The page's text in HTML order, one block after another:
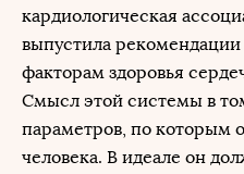
кардиологическая
выпустила
факторам здоровья
Смысл этой системы в
параметров, по которым
человека. В идеале он